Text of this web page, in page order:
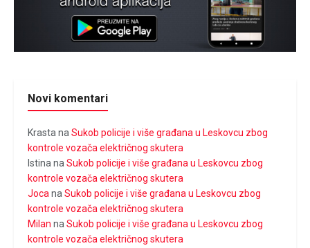
Novi komentari
KrastanaSukob policije i više građana u Leskovcu zbog
kontrole vozača električnog skutera
IstinanaSukob policije i više građana u Leskovcu zbog
kontrole vozača električnog skutera
JocanaSukob policije i više građana u Leskovcu zbog
kontrole vozača električnog skutera
Milan naSukob policije i više građana u Leskovcu zbog
kontrole vozača električnog skutera